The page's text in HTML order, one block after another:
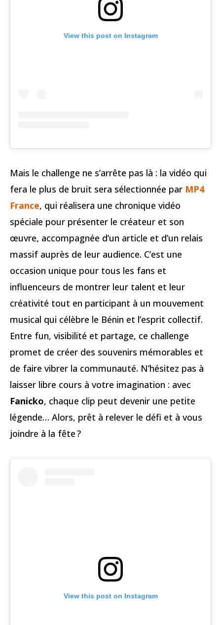
View this post on Instagram
Mais le challenge ne s’arrête pas là : la vidéo qui
fera le plus de bruit sera sélectionnée par MP4
France, qui réalisera une chronique vidéo
spéciale pour présenter le créateur et son
œuvre, accompagnée d’un article et d’un relais
massif auprès de leur audience. C’est une
occasion unique pour tous les fans et
influenceurs de montrer leur talent et leur
créativité tout en participant à un mouvement
musical qui célèbre le Bénin et l’esprit collectif.
Entre fun, visibilité et partage, ce challenge
promet de créer des souvenirs mémorables et
de faire vibrer la communauté. N’hésitez pas à
laisser libre cours à votre imagination : avec
Fanicko, chaque clip peut devenir une petite
légende… Alors, prêt à relever le défi et à vous
joindre à la fête ?
View this post on Instagram